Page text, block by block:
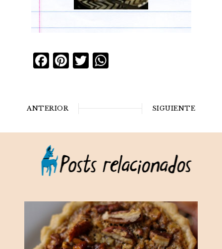
Facebook
Pinterest
Twitter
WhatsApp
ANTERIOR SIGUIENTE